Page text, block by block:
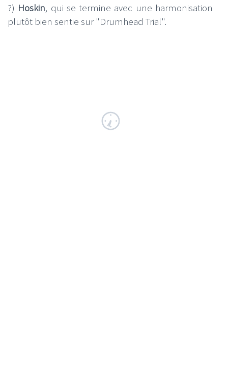
?) Hoskin, qui se termine avec une harmonisation
plutôt bien sentie sur "Drumhead Trial".